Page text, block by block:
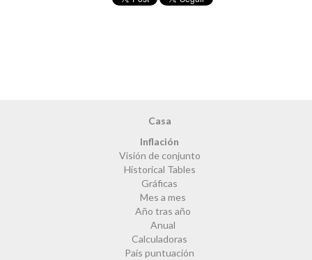
Casa
Inflación
Visión de conjunto
Historical Tables
Gráficas
Mes a mes
Año tras año
Anual
Calculadoras
País puntuación